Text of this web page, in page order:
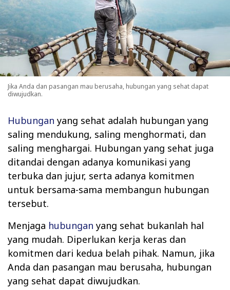
Jika Anda dan pasangan mau berusaha, hubungan yang sehat dapat
diwujudkan.
Hubungan yang sehat adalah hubungan yang
saling mendukung, saling menghormati, dan
saling menghargai. Hubungan yang sehat juga
ditandai dengan adanya komunikasi yang
terbuka dan jujur, serta adanya komitmen
untuk bersama-sama membangun hubungan
tersebut.
Menjaga hubungan yang sehat bukanlah hal
yang mudah. Diperlukan kerja keras dan
komitmen dari kedua belah pihak. Namun, jika
Anda dan pasangan mau berusaha, hubungan
yang sehat dapat diwujudkan.